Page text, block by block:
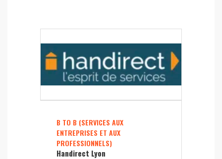
B TO B (SERVICES AUX
ENTREPRISES ET AUX
PROFESSIONNELS)
Handirect Lyon